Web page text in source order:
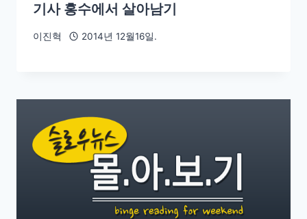
기사 홍수에서 살아남기
이진혁 2014년 12월16일.